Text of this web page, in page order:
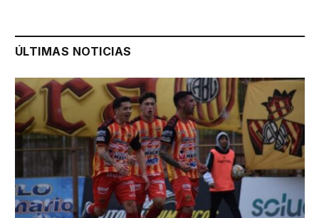
ÚLTIMAS NOTICIAS